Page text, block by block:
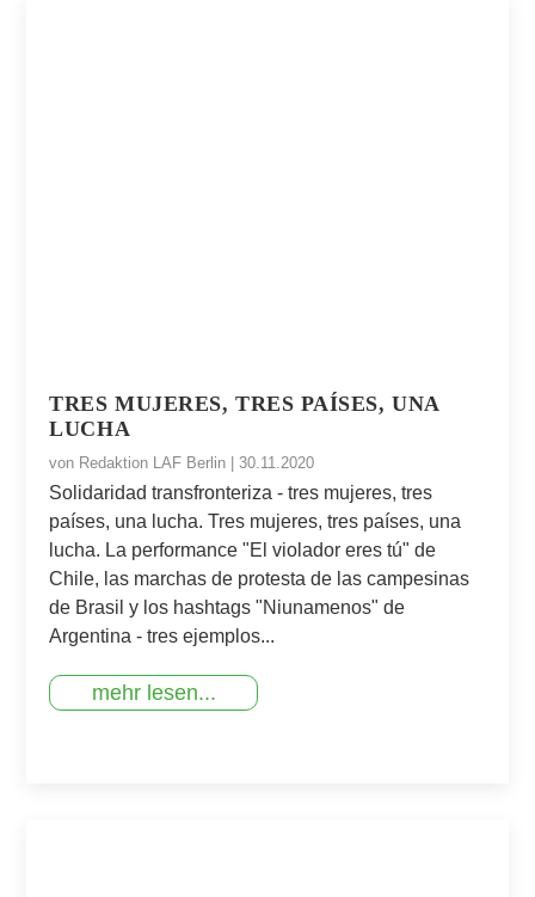
TRES MUJERES, TRES PAÍSES, UNA
LUCHA
von Redaktion LAF Berlin 30.11.2020
Solidaridad transfronteriza - tres mujeres, tres
países, una lucha. Tres mujeres, tres países, una
lucha. La performance "El violador eres tú" de
Chile, las marchas de protesta de las campesinas
de Brasil y los hashtags "Niunamenos" de
Argentina - tres ejemplos...
mehr lesen...